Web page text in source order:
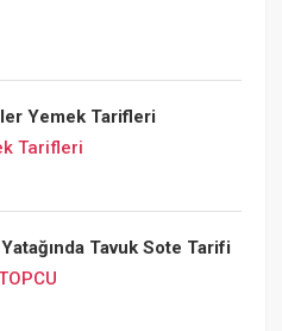
Yemek Tarifleri
Tarifleri
Tavuk Sote Tarifi